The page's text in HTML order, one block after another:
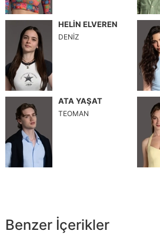
HELİN ELVEREN
DENİZ
ATA YAŞAT
TEOMAN
Benzer İçerikler